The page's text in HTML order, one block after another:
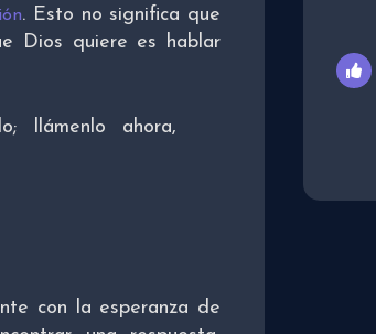
. Esto no significa que
Dios quiere es hablar
llámenlo ahora,
con la esperanza de